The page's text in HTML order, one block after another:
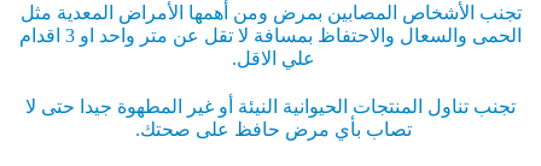
تجنب الأشخاص المصابين بمرض ومن أهمها الأمراض المعدية مثل
الحمى والسعال والاحتفاظ بمسافة لا تقل عن متر واحد او 3 اقدام
علي الاقل.
تجنب تناول المنتجات الحيوانية النيئة أو غير المطهوة جيدا حتى لا
تصاب بأي مرض حافظ على صحتك.